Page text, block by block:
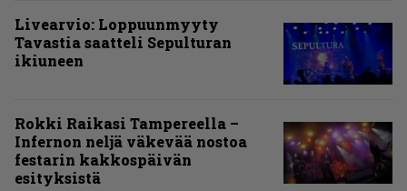
Livearvio: Loppuunmyyty
Tavastia saatteli Sepulturan
ikiuneen
Rokki Raikasi Tampereella –
Infernon neljä väkevää nostoa
festarin kakkospäivän
esityksistä